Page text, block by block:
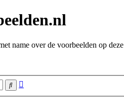
name over de voorbeelden op
Zoek